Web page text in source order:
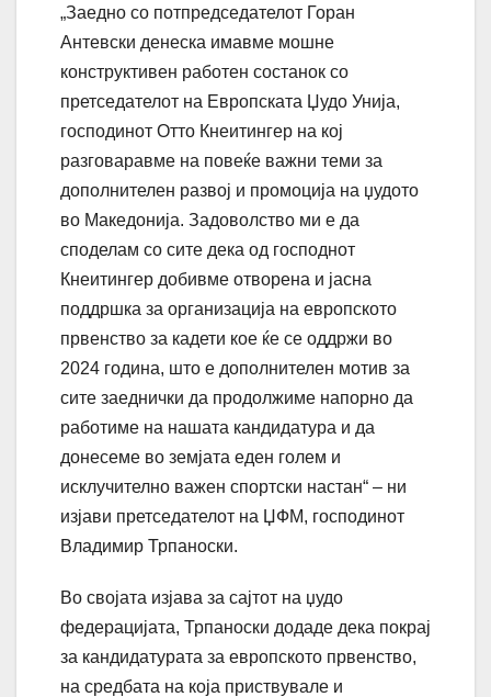
„Заедно со потпредседателот Горан
Антевски денеска имавме мошне
конструктивен работен состанок со
претседателот на Европската Џудо Унија,
господинот Отто Кнеитингер на кој
разговаравме на повеќе важни теми за
дополнителен развој и промоција на џудото
во Македонија. Задоволство ми е да
споделам со сите дека од господнот
Кнеитингер добивме отворена и јасна
поддршка за организација на европското
првенство за кадети кое ќе се оддржи во
2024 година, што е дополнителен мотив за
сите заеднички да продолжиме напорно да
работиме на нашата кандидатура и да
донесеме во земјата еден голем и
исклучително важен спортски настан“ – ни
изјави претседателот на ЏФМ, господинот
Владимир Трпаноски.
Во својата изјава за сајтот на џудо
федерацијата, Трпаноски додаде дека покрај
за кандидатурата за европското првенство,
на средбата на која приствувале и